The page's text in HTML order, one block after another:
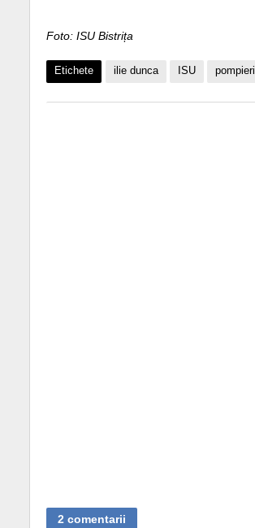
Foto: ISU Bistrița
Etichete ilie dunca ISU pompieri
2 comentarii